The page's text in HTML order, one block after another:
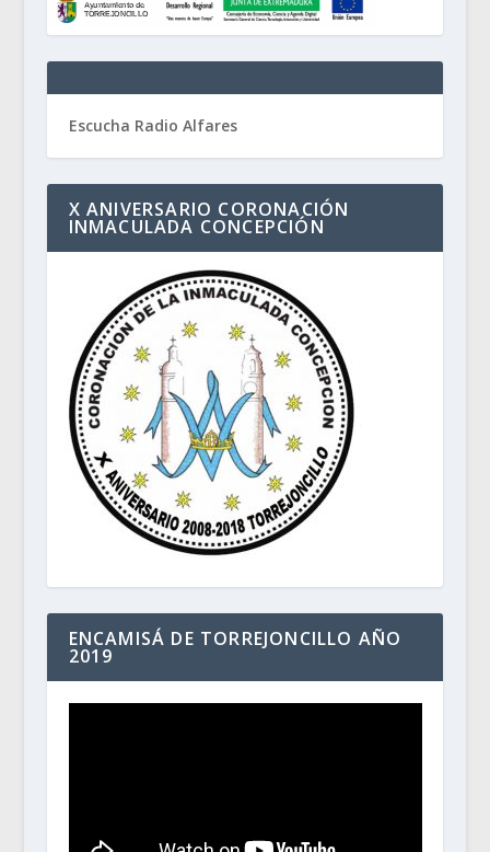
Escucha Radio Alfares
X ANIVERSARIO CORONACIÓN
INMACULADA CONCEPCIÓN
ENCAMISÁ DE TORREJONCILLO AÑO
2019